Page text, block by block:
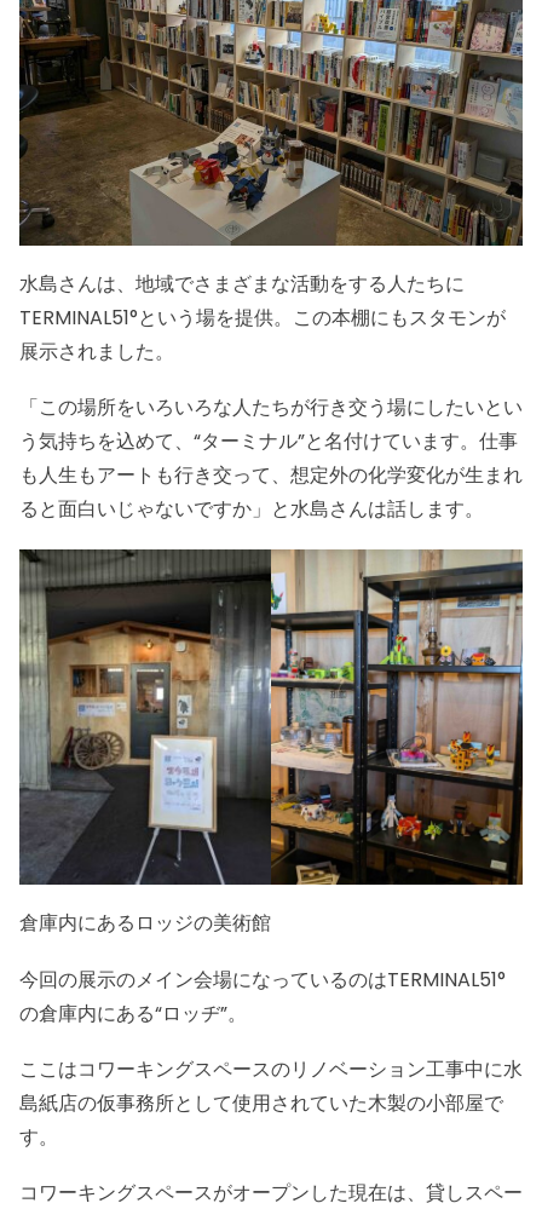
水島さんは、地域でさまざまな活動をする人たちに
TERMINAL51°という場を提供。この本棚にもスタモンが
展示されました。
「この場所をいろいろな人たちが行き交う場にしたいとい
う気持ちを込めて、“ターミナル”と名付けています。仕事
も人生もアートも行き交って、想定外の化学変化が生まれ
ると面白いじゃないですか」と水島さんは話します。
倉庫内にあるロッジの美術館
今回の展示のメイン会場になっているのはTERMINAL51°
の倉庫内にある“ロッヂ”。
ここはコワーキングスペースのリノベーション工事中に水
島紙店の仮事務所として使用されていた木製の小部屋で
す。
コワーキングスペースがオープンした現在は、貸しスペー